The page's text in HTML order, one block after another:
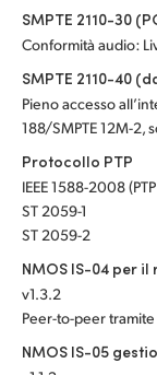
SMPTE 2110-30
Conformità audio:
SMPTE 2110-40
Pieno accesso
188/SMPTE 12M-2,
Protocollo PTP
IEEE 1588-2008
ST 2059-1
ST 2059-2
NMOS IS-04 per
v1.3.2
Peer-to-peer
NMOS IS-05